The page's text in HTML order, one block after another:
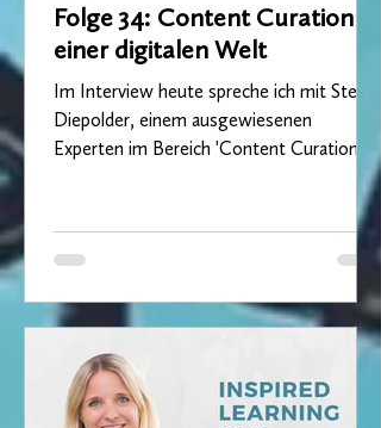
Folge 34: Content Curation in
einer digitalen Welt
Im Interview heute spreche ich mit Stefan
Diepolder, einem ausgewiesenen
Experten im Bereich 'Content Curation'.